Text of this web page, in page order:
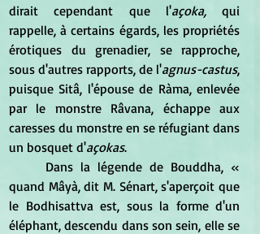
dirait cependant que l'açoka, qui
rappelle, à certains égards, les propriétés
érotiques du grenadier, se rapproche,
sous d'autres rapports, de l'agnus-castus,
puisque Sitâ, l'épouse de Ràma, enlevée
par le monstre Râvana, échappe aux
caresses du monstre en se réfugiant dans
un bosquet d'açokas.
quand Mâyà, dit M. Sénart, s'aperçoit que
le Bodhisattva est, sous la forme d'un
éléphant, descendu dans son sein, elle se